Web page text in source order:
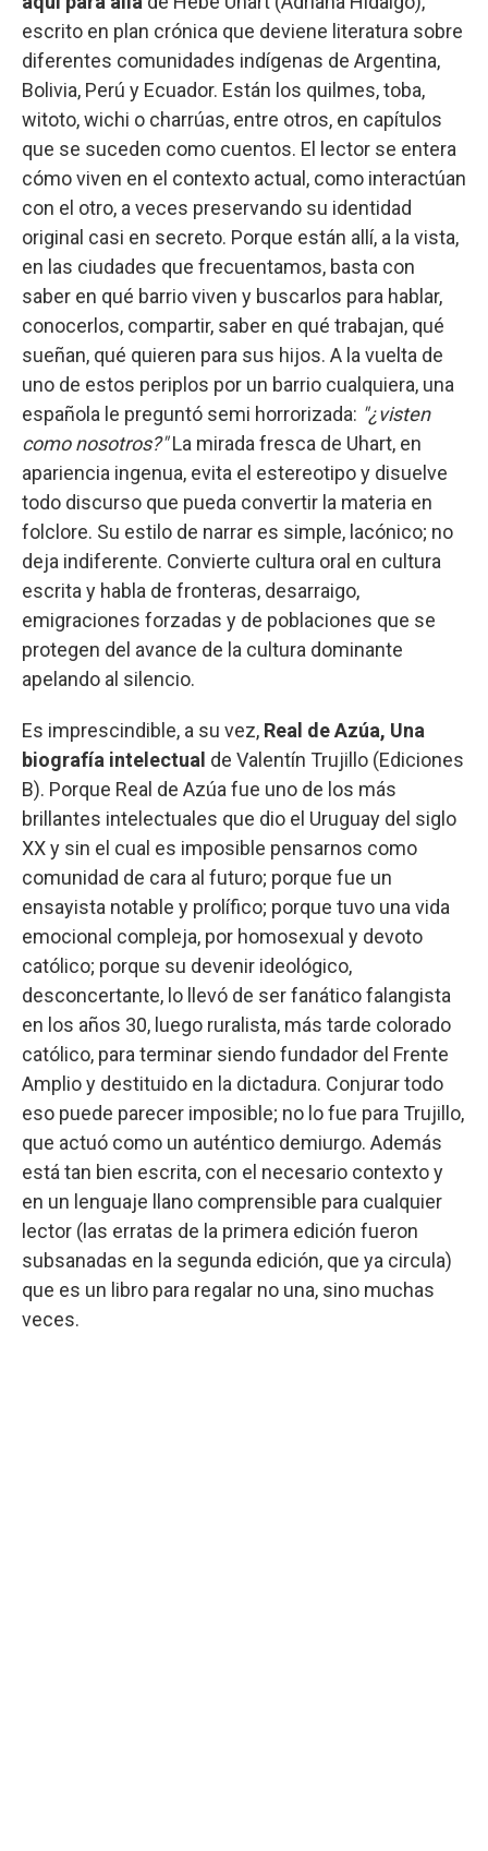
escrito en plan crónica que deviene literatura sobre
diferentes comunidades indígenas de Argentina,
Bolivia, Perú y Ecuador. Están los quilmes, toba,
witoto, wichi o charrúas, entre otros, en capítulos
que se suceden como cuentos. El lector se entera
cómo viven en el contexto actual, como interactúan
con el otro, a veces preservando su identidad
original casi en secreto. Porque están allí, a la vista,
en las ciudades que frecuentamos, basta con
saber en qué barrio viven y buscarlos para hablar,
conocerlos, compartir, saber en qué trabajan, qué
sueñan, qué quieren para sus hijos. A la vuelta de
uno de estos periplos por un barrio cualquiera, una
española le preguntó semi horrorizada: "¿visten
como nosotros?"La mirada fresca de Uhart, en
apariencia ingenua, evita el estereotipo y disuelve
todo discurso que pueda convertir la materia en
folclore. Su estilo de narrar es simple, lacónico; no
deja indiferente. Convierte cultura oral en cultura
escrita y habla de fronteras, desarraigo,
emigraciones forzadas y de poblaciones que se
protegen del avance de la cultura dominante
apelando al silencio.
Es imprescindible, a su vez, Real de Azúa, Una
biografía intelectual de Valentín Trujillo (Ediciones
B). Porque Real de Azúa fue uno de los más
brillantes intelectuales que dio el Uruguay del siglo
XX y sin el cual es imposible pensarnos como
comunidad de cara al futuro; porque fue un
ensayista notable y prolífico; porque tuvo una vida
emocional compleja, por homosexual y devoto
católico; porque su devenir ideológico,
desconcertante, lo llevó de ser fanático falangista
en los años 30, luego ruralista, más tarde colorado
católico, para terminar siendo fundador del Frente
Amplio y destituido en la dictadura. Conjurar todo
eso puede parecer imposible; no lo fue para Trujillo,
que actuó como un auténtico demiurgo. Además
está tan bien escrita, con el necesario contexto y
en un lenguaje llano comprensible para cualquier
lector (las erratas de la primera edición fueron
subsanadas en la segunda edición, que ya circula)
que es un libro para regalar no una, sino muchas
veces.